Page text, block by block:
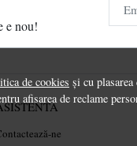
de cookies și cu
afisarea de reclame
e nou!
ne